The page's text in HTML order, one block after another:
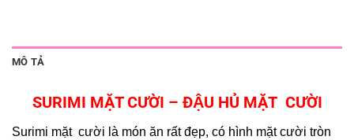
MÔ TẢ
SURIMI MẶT CƯỜI – ĐẬU HỦ MẶT CƯỜI
Surimi mặt cười là món ăn rất đẹp, có hình mặt cười tròn